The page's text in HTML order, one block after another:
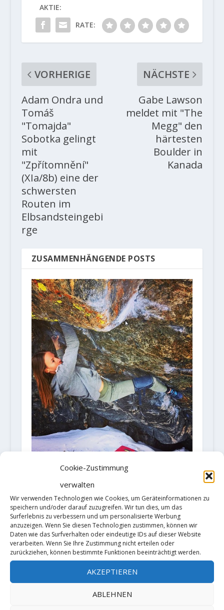
Cookie-Zustimmung
verwalten
Wir verwenden Technologien wie Cookies, um Geräteinformationen zu
speichern und/oder darauf zuzugreifen. Wir tun dies, um das
Surferlebnis zu verbessern und um personalisierte Werbung
anzuzeigen. Wenn Sie diesen Technologien zustimmen, können wir
Daten wie das Surfverhalten oder eindeutige IDs auf dieser Website
verarbeiten. Wenn Sie Ihre Zustimmung nicht erteilen oder
zurückziehen, können bestimmte Funktionen beeinträchtigt werden.
AKZEPTIEREN
ABLEHNEN
AKTIE:
RATE:
VORHERIGE
Adam Ondra und
Tomáš
"Tomajda"
Sobotka gelingt
mit
"Zpřítomnění"
(XIa/8b) eine der
schwersten
Routen im
Elbsandsteingebi
rge
NÄCHSTE
Gabe Lawson
meldet mit "The
Megg" den
härtesten
Boulder in
Kanada
ZUSAMMENHÄNGENDE POSTS
Isabelle Faus schafft mit The Cat
Ranch ihren dritten Fb 8b Boulder
in diesem Jahr
17. Mai 2018